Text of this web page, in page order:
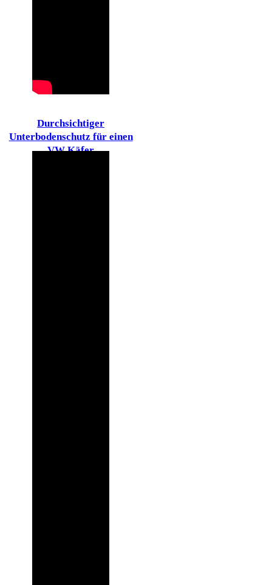
Durchsichtiger
Unterbodenschutz für einen
VW Käfer